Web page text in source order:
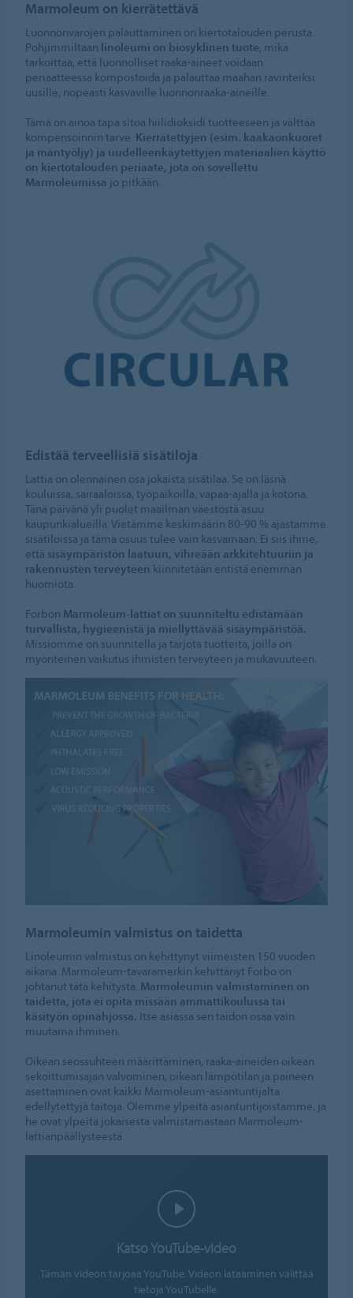
Marmoleum on kierrätettävä
Luonnonvarojen palauttaminen on kiertotalouden perusta.
Pohjimmiltaan linoleumi on biosyklinen tuote, mikä
tarkoittaa, että luonnolliset raaka-aineet voidaan
periaatteessa kompostoida ja palauttaa maahan ravinteiksi
uusille, nopeasti kasvaville luonnonraaka-aineille.
Tämä on ainoa tapa sitoa hiilidioksidi tuotteeseen ja välttää
kompensoinnin tarve. Kierrätettyjen (esim. kaakaonkuoret
ja mäntyöljy) ja uudelleenkäytettyjen materiaalien käyttö
on kiertotalouden periaate, jota on sovellettu
Marmoleumissa jo pitkään.
Edistää terveellisiä sisätiloja
Lattia on olennainen osa jokaista sisätilaa. Se on läsnä
kouluissa, sairaaloissa, työpaikoilla, vapaa-ajalla ja kotona.
Tänä päivänä yli puolet maailman väestöstä asuu
kaupunkialueilla. Vietämme keskimäärin 80-90 % ajastamme
sisätiloissa ja tämä osuus tulee vain kasvamaan. Ei siis ihme,
että sisäympäristön laatuun, vihreään arkkitehtuuriin ja
rakennusten terveyteen kiinnitetään entistä enemmän
huomiota.
Forbon Marmoleum-lattiat on suunniteltu edistämään
turvallista, hygieenistä ja miellyttävää sisäympäristöä.
Missiomme on suunnitella ja tarjota tuotteita, joilla on
myönteinen vaikutus ihmisten terveyteen ja mukavuuteen.
Marmoleumin valmistus on taidetta
Linoleumin valmistus on kehittynyt viimeisten 150 vuoden
aikana. Marmoleum-tavaramerkin kehittänyt Forbo on
johtanut tätä kehitystä. Marmoleumin valmistaminen on
taidetta, jota ei opita missään ammattikoulussa tai
käsityön opinahjossa. Itse asiassa sen taidon osaa vain
muutama ihminen.
Oikean seossuhteen määrittäminen, raaka-aineiden oikean
sekoittumisajan valvominen, oikean lämpötilan ja paineen
asettaminen ovat kaikki Marmoleum-asiantuntijalta
edellytettyjä taitoja. Olemme ylpeitä asiantuntijoistamme, ja
he ovat ylpeitä jokaisesta valmistamastaan Marmoleum-
lattianpäällysteestä.
Katso YouTube-video
Tämän videon tarjoaa YouTube. Videon lataaminen välittää
tietoja YouTubelle.